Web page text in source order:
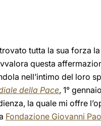
tutta la sua forza
questa
nell’intimo del loro
della Pace, 1°
la quale mi offre
Fondazione Giovanni